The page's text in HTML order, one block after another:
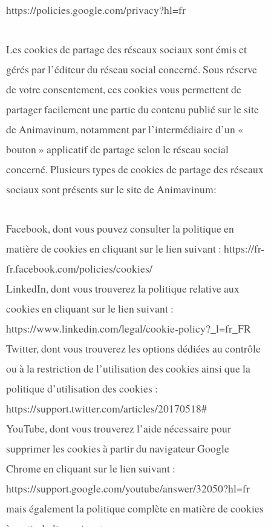
https://policies.google.com/privacy?hl=fr
Les cookies de partage des réseaux sociaux sont émis et
gérés par l’éditeur du réseau social concerné. Sous réserve
de votre consentement, ces cookies vous permettent de
partager facilement une partie du contenu publié sur le site
de Animavinum, notamment par l’intermédiaire d’un «
bouton » applicatif de partage selon le réseau social
concerné. Plusieurs types de cookies de partage des réseaux
sociaux sont présents sur le site de Animavinum:
Facebook, dont vous pouvez consulter la politique en
matière de cookies en cliquant sur le lien suivant : https://fr-
fr.facebook.com/policies/cookies/
LinkedIn, dont vous trouverez la politique relative aux
cookies en cliquant sur le lien suivant :
https://www.linkedin.com/legal/cookie-policy?_l=fr_FR
Twitter, dont vous trouverez les options dédiées au contrôle
ou à la restriction de l’utilisation des cookies ainsi que la
politique d’utilisation des cookies :
https://support.twitter.com/articles/20170518#
YouTube, dont vous trouverez l’aide nécessaire pour
supprimer les cookies à partir du navigateur Google
Chrome en cliquant sur le lien suivant :
https://support.google.com/youtube/answer/32050?hl=fr
mais également la politique complète en matière de cookies